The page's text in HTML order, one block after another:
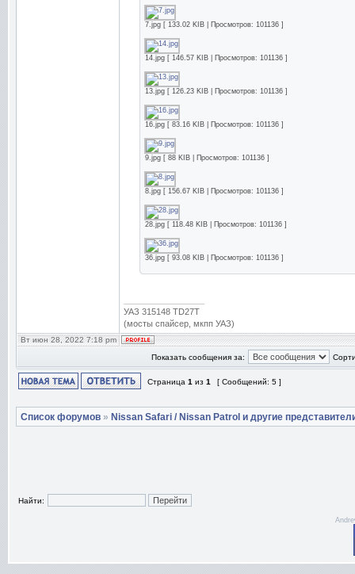
7.jpg [ 133.02 KIB | Просмотров: 101136 ]
14.jpg [ 146.57 KIB | Просмотров: 101136 ]
13.jpg [ 126.23 KIB | Просмотров: 101136 ]
16.jpg [ 83.16 KIB | Просмотров: 101136 ]
9.jpg [ 88 KIB | Просмотров: 101136 ]
8.jpg [ 156.67 KIB | Просмотров: 101136 ]
28.jpg [ 118.48 KIB | Просмотров: 101136 ]
36.jpg [ 93.08 KIB | Просмотров: 101136 ]
УАЗ 315148 TD27T
(мосты спайсер, мкпп УАЗ)
Вт июн 28, 2022 7:18 pm
Показать сообщения за:
Страница 1 из 1 [ Сообщений: 5 ]
Список форумов » Nissan Safari / Nissan Patrol и другие
Найти: